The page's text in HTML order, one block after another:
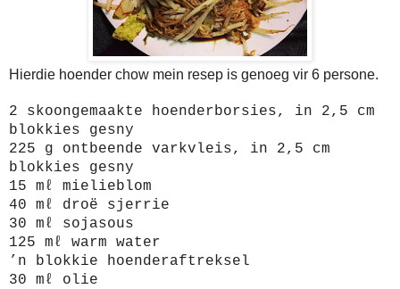
Hierdie hoender chow mein resep is genoeg vir 6 persone.
2 skoongemaakte hoenderborsies, in 2,5 cm
blokkies gesny
225 g ontbeende varkvleis, in 2,5 cm
blokkies gesny
15 mℓ mielieblom
40 mℓ droë sjerrie
30 mℓ sojasous
125 mℓ warm water
’n blokkie hoenderaftreksel
30 mℓ olie